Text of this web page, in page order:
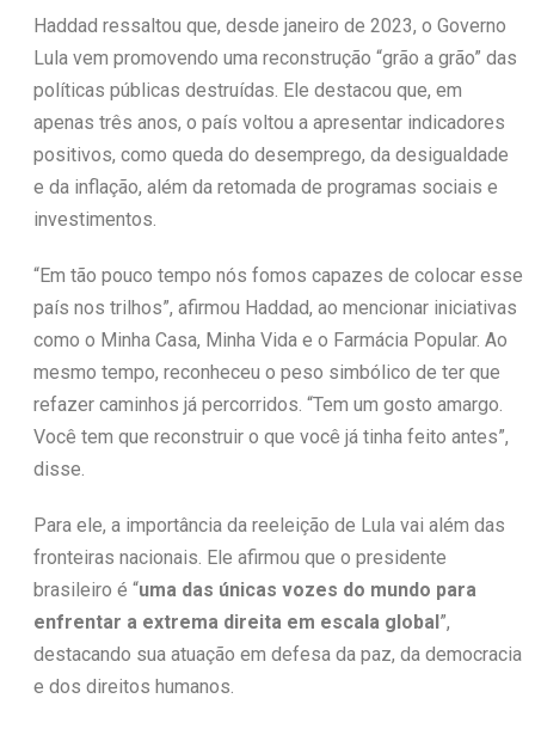
Haddad ressaltou que, desde janeiro de 2023, o Governo
Lula vem promovendo uma reconstrução “grão a grão” das
políticas públicas destruídas. Ele destacou que, em
apenas três anos, o país voltou a apresentar indicadores
positivos, como queda do desemprego, da desigualdade
e da inflação, além da retomada de programas sociais e
investimentos.
“Em tão pouco tempo nós fomos capazes de colocar esse
país nos trilhos”, afirmou Haddad, ao mencionar iniciativas
como o Minha Casa, Minha Vida e o Farmácia Popular. Ao
mesmo tempo, reconheceu o peso simbólico de ter que
refazer caminhos já percorridos. “Tem um gosto amargo.
Você tem que reconstruir o que você já tinha feito antes”,
disse.
Para ele, a importância da reeleição de Lula vai além das
fronteiras nacionais. Ele afirmou que o presidente
brasileiro é “uma das únicas vozes do mundo para
enfrentar a extrema direita em escala global ”,
destacando sua atuação em defesa da paz, da democracia
e dos direitos humanos.